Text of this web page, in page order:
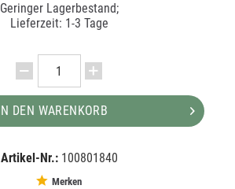
Geringer Lagerbestand;
Lieferzeit: 1-3 Tage
IN DEN WARENKORB
Artikel-Nr.: 100801840
Merken